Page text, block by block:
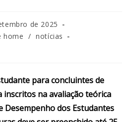
de 2025
home / notícias
para concluintes de
inscritos na avaliação teórica
Desempenho dos Estudantes